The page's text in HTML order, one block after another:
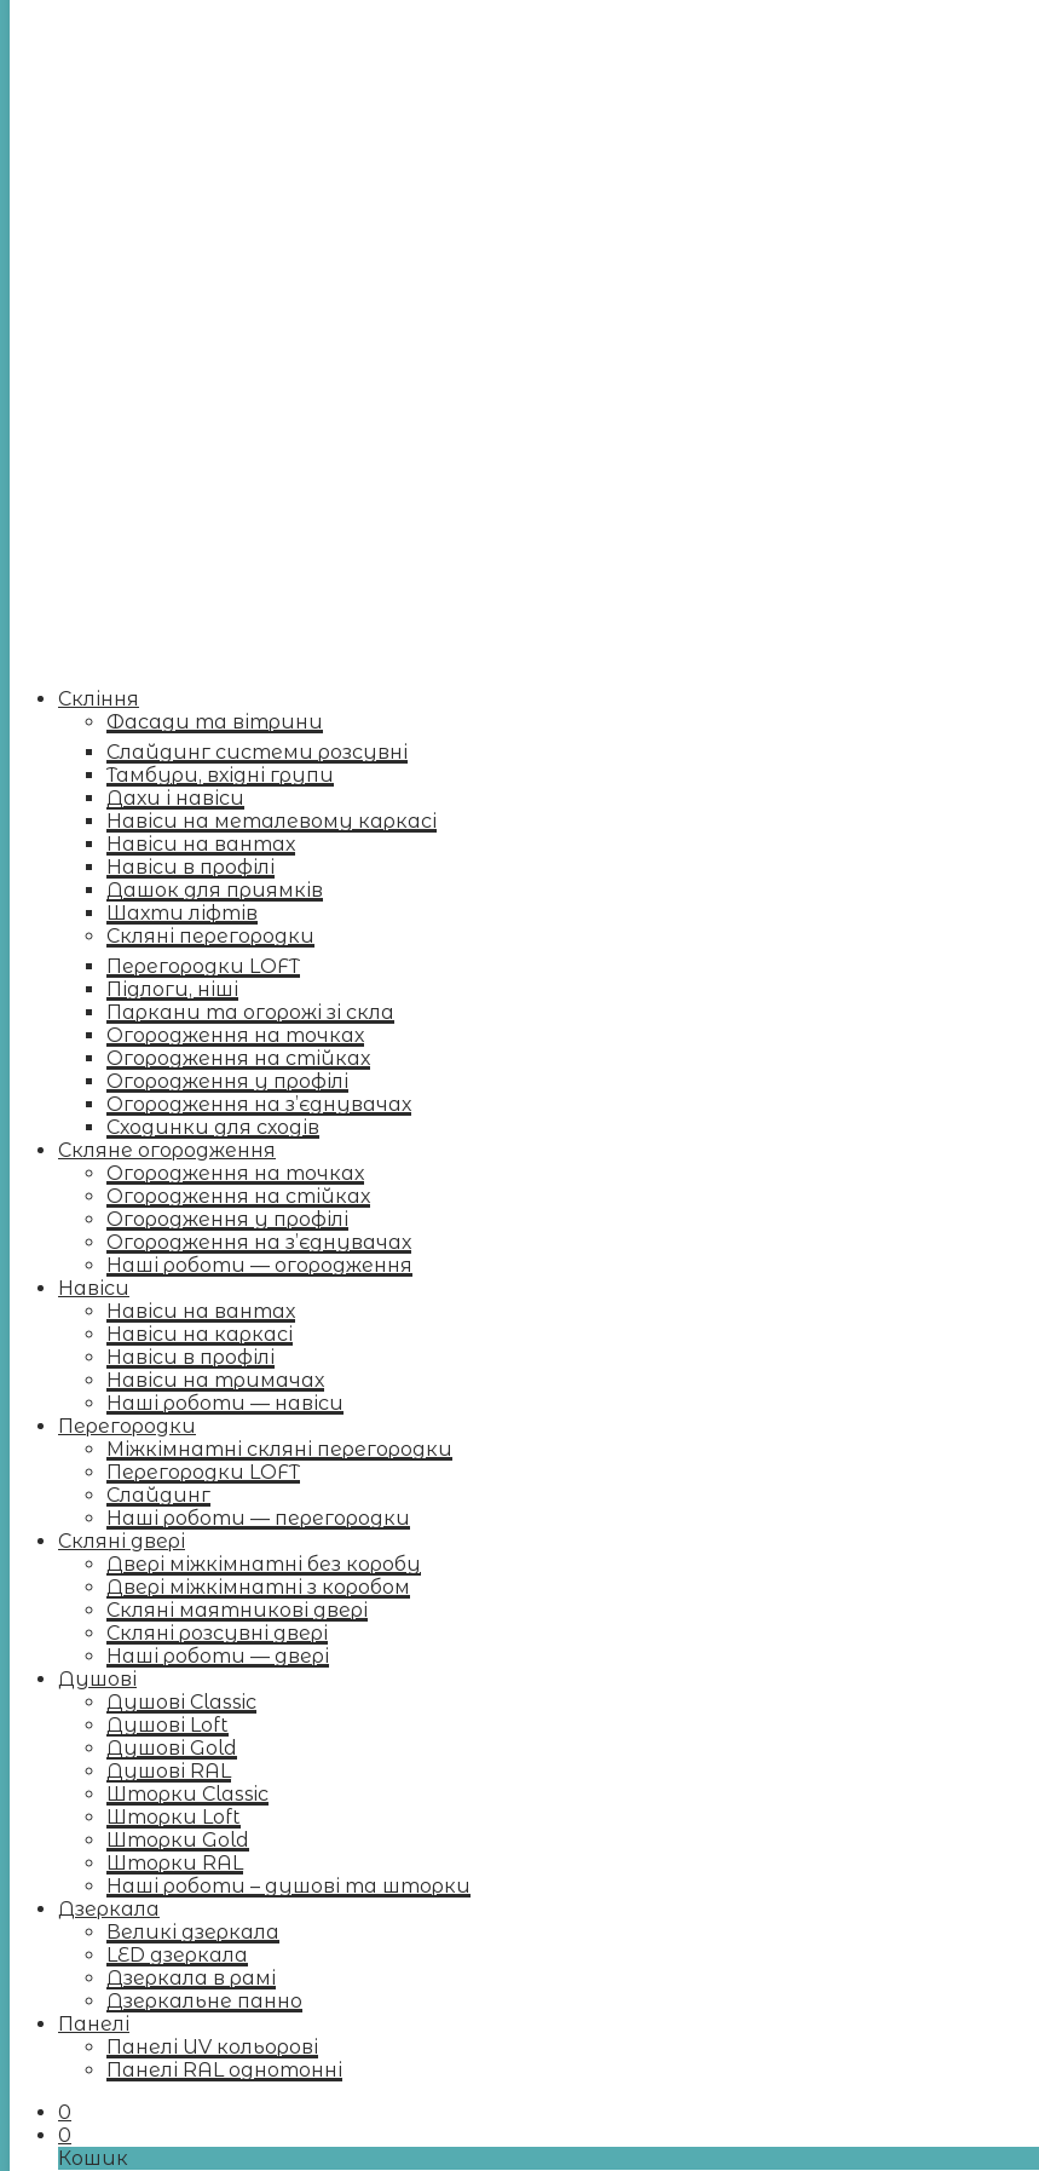
Скління
Фасади та вітрини
Слайдинг системи розсувні
Тамбури, вхідні групи
Дахи і навіси
Навіси на металевому каркасі
Навіси на вантах
Навіси в профілі
Дашок для приямків
Шахти ліфтів
Скляні перегородки
Перегородки LOFT
Підлоги, ніші
Паркани та огорожі зі скла
Огородження на точках
Огородження на стійках
Огородження у профілі
Огородження на з’єднувачах
Сходинки для сходів
Скляне огородження
Огородження на точках
Огородження на стійках
Огородження у профілі
Огородження на з’єднувачах
Наші роботи — огородження
Навіси
Навіси на вантах
Навіси на каркасі
Навіси в профілі
Навіси на тримачах
Наші роботи — навіси
Перегородки
Міжкімнатні скляні перегородки
Перегородки LOFT
Слайдинг
Наші роботи — перегородки
Скляні двері
Двері міжкімнатні без коробу
Двері міжкімнатні з коробом
Скляні маятникові двері
Скляні розсувні двері
Наші роботи — двері
Душові
Душові Classic
Душові Loft
Душові Gold
Душові RAL
Шторки Classic
Шторки Loft
Шторки Gold
Шторки RAL
Наші роботи – душові та шторки
Дзеркала
Великі дзеркала
LED дзеркала
Дзеркала в рамі
Дзеркальне панно
Панелі
Панелі UV кольорові
Панелі RAL однотонні
0
0
Кошик